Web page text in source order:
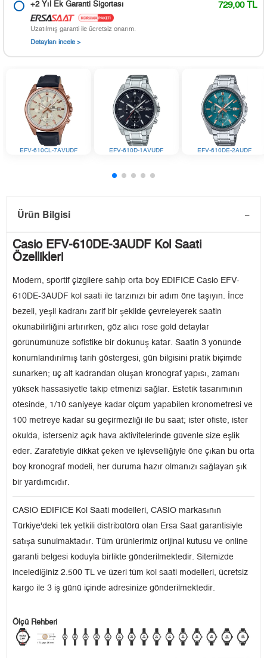
+2 Yıl Ek Garanti Sigortası 729,00 TL
Uzatılmış garanti ile ücretsiz onarım.
Detayları incele >
EFV-610CL-7AVUDF EFV-610D-1AVUDF EFV-610DE-2AUDF
Ürün Bilgisi
Casio EFV-610DE-3AUDF Kol Saati
Özellikleri
Modern, sportif çizgilere sahip orta boy EDIFICE Casio EFV-
610DE-3AUDF kol saati ile tarzınızı bir adım öne taşıyın. İnce
bezeli, yeşil kadranı zarif bir şekilde çevreleyerek saatin
okunabilirliğini artırırken, göz alıcı rose gold detaylar
görünümünüze sofistike bir dokunuş katar. Saatin 3 yönünde
konumlandırılmış tarih göstergesi, gün bilgisini pratik biçimde
sunarken; üç alt kadrandan oluşan kronograf yapısı, zamanı
yüksek hassasiyetle takip etmenizi sağlar. Estetik tasarımının
ötesinde, 1/10 saniyeye kadar ölçüm yapabilen kronometresi ve
100 metreye kadar su geçirmezliği ile bu saat; ister ofiste, ister
okulda, isterseniz açık hava aktivitelerinde güvenle size eşlik
eder. Zarafetiyle dikkat çeken ve işlevselliğiyle öne çıkan bu orta
boy kronograf modeli, her duruma hazır olmanızı sağlayan şık
bir yardımcıdır.
CASIO EDIFICE Kol Saati modelleri, CASIO markasının
Türkiye'deki tek yetkili distribütörü olan Ersa Saat garantisiyle
satışa sunulmaktadır. Tüm ürünlerimiz orijinal kutusu ve online
garanti belgesi koduyla birlikte gönderilmektedir. Sitemizde
incelediğiniz 2.500 TL ve üzeri tüm kol saati modelleri, ücretsiz
kargo ile 3 iş günü içinde adresinize gönderilmektedir.
Ölçü Rehberi